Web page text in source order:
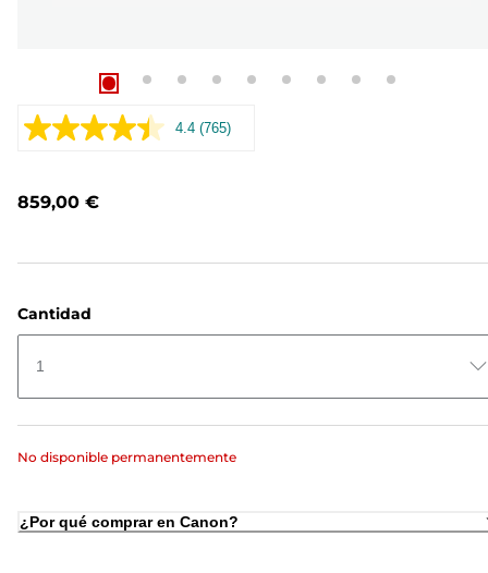
4.4 Leer
(765)
859,00 €
Cantidad
1
No disponible permanentemente
¿Por qué comprar en Canon?